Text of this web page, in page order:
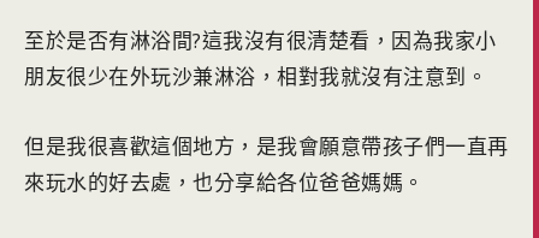
至於是否有淋浴間?這我沒有很清楚看，因為我家小
朋友很少在外玩沙兼淋浴，相對我就沒有注意到。
但是我很喜歡這個地方，是我會願意帶孩子們一直再
來玩水的好去處，也分享給各位爸爸媽媽。